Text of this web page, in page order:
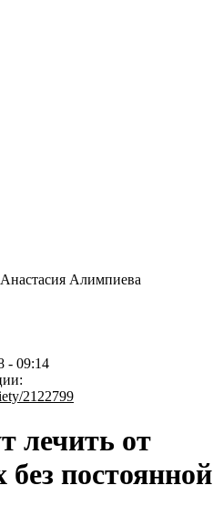
Анастасия Алимпиева
- 09:14
2122799
лечить от
постоянной